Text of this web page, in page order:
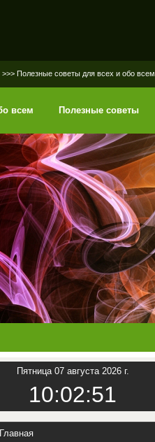
>>> Полезные советы для всех и обо всем
всем Полезные советы
Пятница 07 августа 2026 г.
10:02:51
Главная